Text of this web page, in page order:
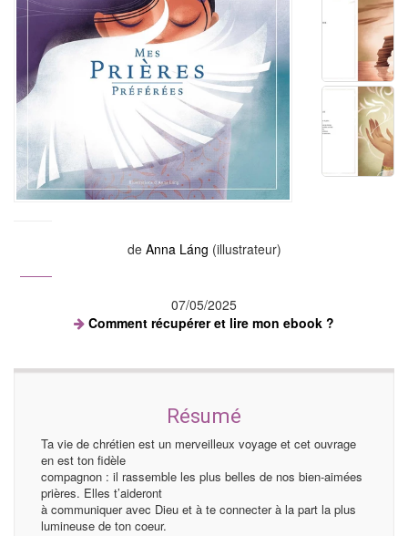
de Anna Láng (illustrateur)
07/05/2025
Comment récupérer et lire mon ebook ?
Résumé
Ta vie de chrétien est un merveilleux voyage et cet ouvrage
en est ton fidèle
compagnon : il rassemble les plus belles de nos bien-aimées
prières. Elles t’aideront
à communiquer avec Dieu et à te connecter à la part la plus
lumineuse de ton coeur.